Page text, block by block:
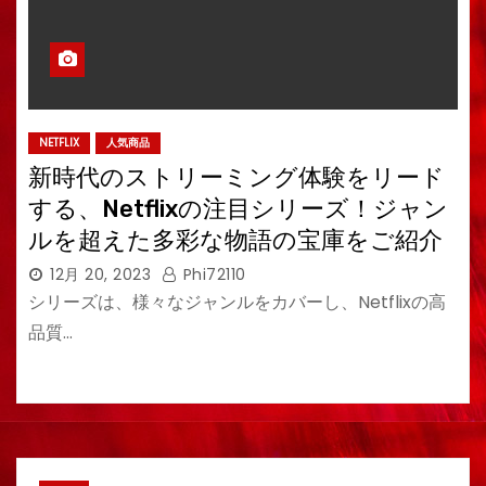
NETFLIX 人気商品
新時代のストリーミング体験をリード
する、Netflixの注目シリーズ！ジャン
ルを超えた多彩な物語の宝庫をご紹介
12月 20, 2023 Phi72110
シリーズは、様々なジャンルをカバーし、Netflixの高
品質…